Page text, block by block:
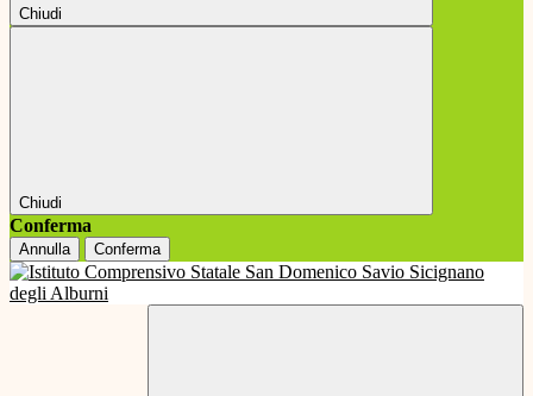
Chiudi
Chiudi
Conferma
Annulla Conferma